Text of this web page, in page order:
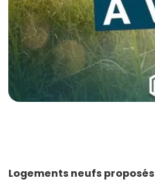
Logements neufs proposés